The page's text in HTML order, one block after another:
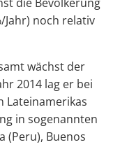
Jahr) noch relativ
wächst der
2014 lag er bei
Lateinamerikas
in sogenannten
(Peru), Buenos